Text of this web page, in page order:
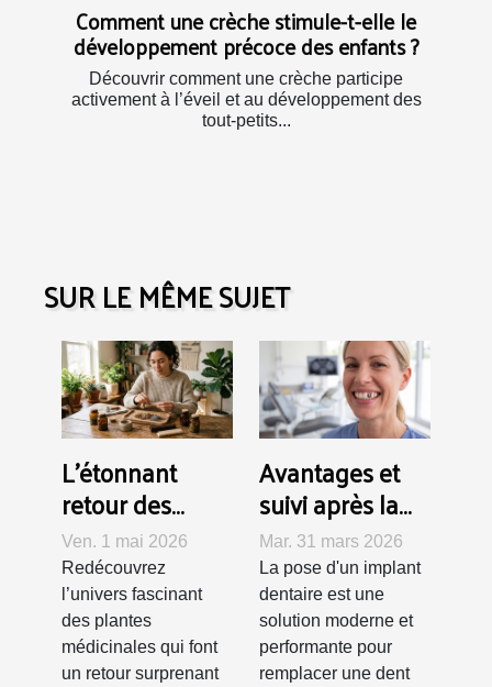
Comment une crèche stimule-t-elle le
développement précoce des enfants ?
Découvrir comment une crèche participe
activement à l’éveil et au développement des
tout-petits...
SUR LE MÊME SUJET
L’étonnant
retour des
plantes
médicinales
dans les
accessoires
pour fumeurs
Ven. 1 mai 2026
Redécouvrez
l’univers fascinant
des plantes
médicinales qui font
un retour surprenant
Avantages et
suivi après la
pose d'un
implant
dentaire
Mar. 31 mars 2026
La pose d'un implant
dentaire est une
solution moderne et
performante pour
remplacer une dent